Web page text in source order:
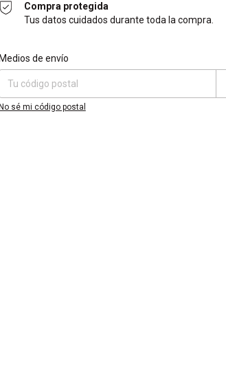
Compra protegida
Tus datos cuidados durante toda la compra.
para el CP:
Medios de envío
No sé mi código postal